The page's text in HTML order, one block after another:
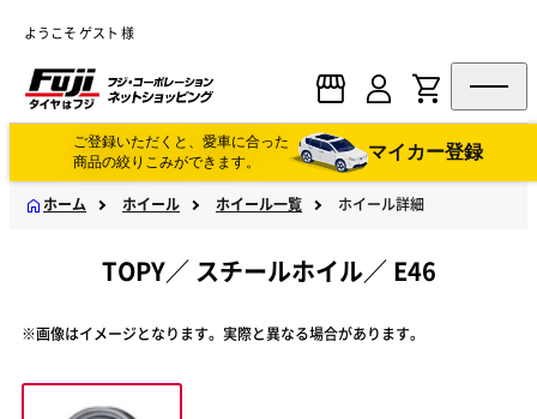
ようこそ ゲスト 様
ご登録いただくと、愛車に合った
商品の絞りこみができます。
マイカー登録
ホーム ホイール ホイール一覧 ホイール詳細
TOPY／ スチールホイル／ E46
※画像はイメージとなります。実際と異なる場合があります。